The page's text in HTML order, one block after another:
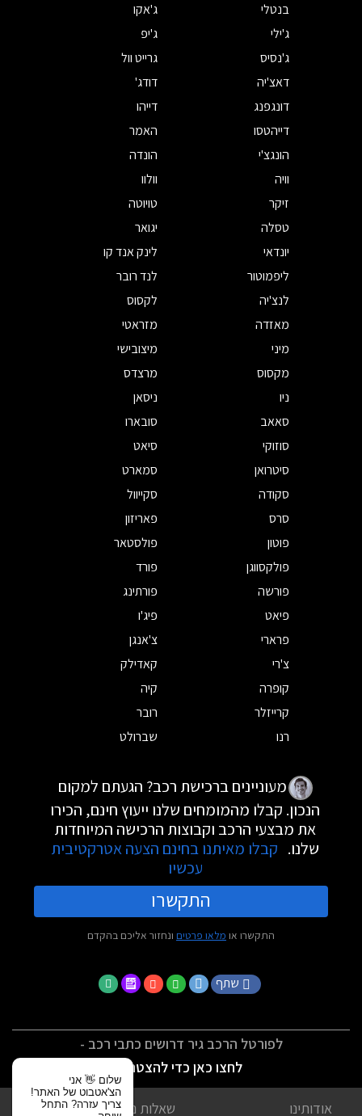
בנטלי
ג'אקו
ג'ילי
ג'יפ
ג'נסיס
גרייט וול
דאצ'יה
דודג'
דונגפנג
דייהו
דייהטסו
האמר
הונגצ'י
הונדה
וויה
וולוו
זיקר
טויוטה
טסלה
יגואר
יונדאי
לינק אנד קו
ליפמוטור
לנד רובר
לנצ'יה
לקסוס
מאזדה
מזראטי
מיני
מיצובישי
מקסוס
מרצדס
ניו
ניסאן
סאאב
סובארו
סוזוקי
סיאט
סיטרואן
סמארט
סקודה
סקייוול
סרס
פאריזון
פוטון
פולסטאר
פולקסווגן
פורד
פורשה
פורתינג
פיאט
פיג'ו
פרארי
צ'אנגן
צ'רי
קאדילק
קופרה
קיה
קרייזלר
רובר
רנו
שברולט
מעוניינים ברכישת רכב? הגעתם למקום
הנכון. קבלו מהמומחים שלנו ייעוץ חינם, הכירו
את מבצעי הרכב וקבוצות הרכישה המיוחדות
שלנו. קבלו מאיתנו בחינם הצעה אטרקטיבית
עכשיו
התקשרו
התקשרו או מלאו פרטים ונחזור אליכם בהקדם
שתף
לפורטל הרכב גיר דרושים כתבי רכב -
לחצו כאן כדי להצטרף
אודותינו שאלות נפוצות
שלום 👋 אני
הצ'אטבוט של האתר!
צריך עזרה? התחל